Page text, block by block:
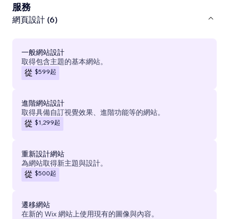
服務
網頁設計 (6)
一般網站設計
取得包含主題的基本網站。
從 $599起
進階網站設計
取得具備自訂視覺效果、進階功能等的網站。
從 $1,299起
重新設計網站
為網站取得新主題與設計。
從 $500起
遷移網站
在新的 Wix 網站上使用現有的圖像與內容。